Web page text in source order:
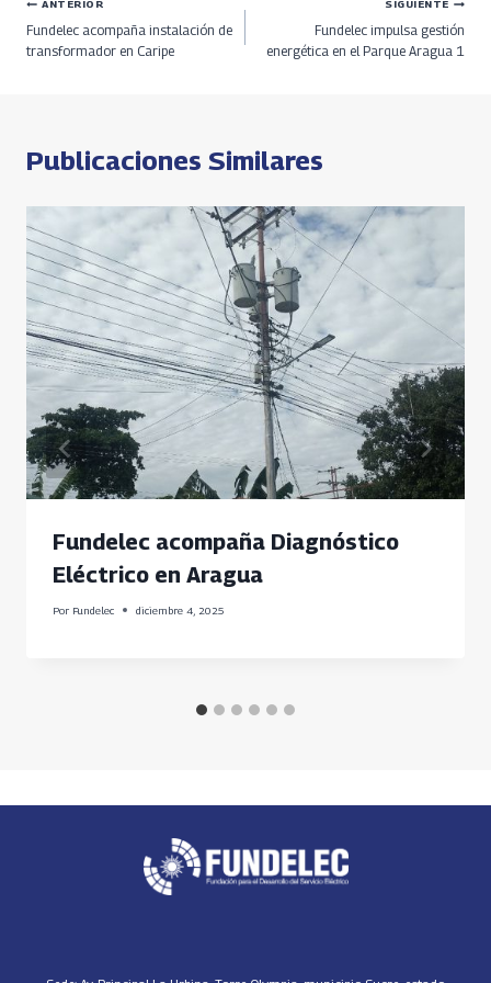
o
k
ds
m A
n
k
Navegación
de
ANTERIOR
Fundelec acompaña instalación de
transformador en Caripe
SIGUIENTE
Fundelec impulsa gestión
energética en el Parque Aragua 1
Publicaciones Similares
Fundelec acompaña Diagnóstico
Eléctrico en Aragua
Por Fundelec diciembre 4, 2025